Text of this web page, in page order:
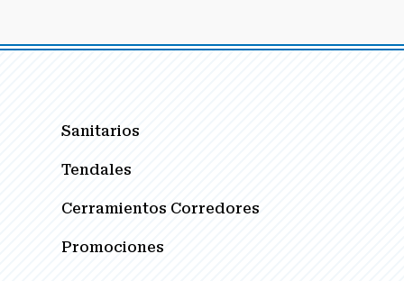
Sanitarios
Tendales
Cerramientos Corredores
Promociones